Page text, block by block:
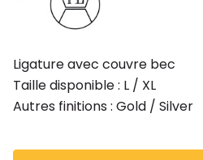
Ligature avec couvre bec
Taille disponible : L / XL
Autres finitions : Gold / Silver